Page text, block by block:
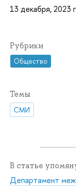
13 декабря, 2023
Рубрики
Общество
Темы
СМИ
В статье
Департамент